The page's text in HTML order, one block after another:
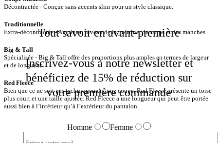
Décontractée - Conçue sans accents slim pour un style classique.
Traditionnelle
Extra-décontractée - Ample au niveau de la poitrine, du corps et des manches.
Spécialisée - Big & Tall offre des proportions plus amples en termes de largeur
et de longueur.
Bien que ce ne soit pas techniquement une coupe, Red Fleece présente un torse
plus court et une taille ajustée. Red Fleece a une longueur qui peut être portée
aussi bien à l’intérieur qu’à l’extérieur du pantalon.
Tout savoir en avant-première
Inscrivez-vous à notre newsletter et
bénéficiez de 15% de réduction sur
votre première commande
Homme Femme